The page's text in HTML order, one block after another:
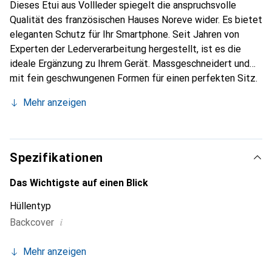
Dieses Etui aus Vollleder spiegelt die anspruchsvolle
Qualität des französischen Hauses Noreve wider. Es bietet
eleganten Schutz für Ihr Smartphone. Seit Jahren von
Experten der Lederverarbeitung hergestellt, ist es die
ideale Ergänzung zu Ihrem Gerät. Massgeschneidert und
mit fein geschwungenen Formen für einen perfekten Sitz.
Smartphone. Die Marke Noreve ist international für ihre
für den anspruchsvollen Kunden.
Mehr anzeigen
Spezifikationen
Das Wichtigste auf einen Blick
Hüllentyp
Backcover i
Mehr anzeigen